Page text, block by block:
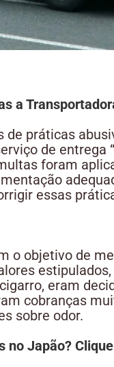
a
práticas
de entrega
foram
essas
o objetivo de
eram
cobranças
sobre odor.
no Japão?